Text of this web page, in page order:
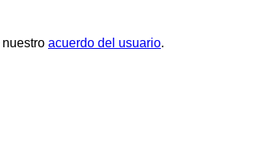
nuestro acuerdo del usuario.